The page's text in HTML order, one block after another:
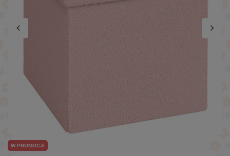
W PROMOCJI